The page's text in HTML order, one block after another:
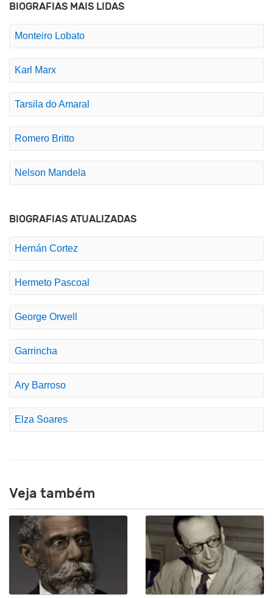
BIOGRAFIAS MAIS LIDAS
Monteiro Lobato
Karl Marx
Tarsila do Amaral
Romero Britto
Nelson Mandela
BIOGRAFIAS ATUALIZADAS
Hernán Cortez
Hermeto Pascoal
George Orwell
Garrincha
Ary Barroso
Elza Soares
Veja também